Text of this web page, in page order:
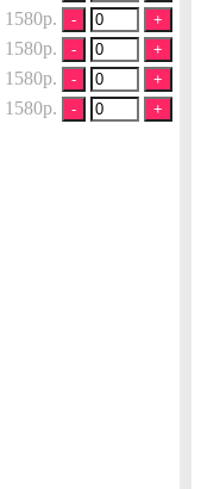
1580р. - +
1580р. - +
1580р. - +
1580р. - +